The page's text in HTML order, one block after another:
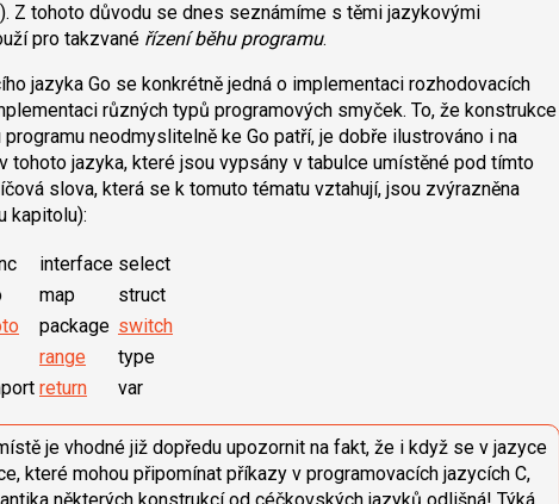
Z tohoto důvodu se dnes seznámíme s těmi jazykovými
pro takzvané řízení běhu programu.
jazyka Go se konkrétně jedná o implementaci rozhodovacích
různých typů programových smyček. To, že konstrukce
neodmyslitelně ke Go patří, je dobře ilustrováno i na
tohoto jazyka, které jsou vypsány v tabulce umístěné pod tímto
slova, která se k tomuto tématu vztahují, jsou zvýrazněna
kapitolu):
interface select
map
struct
package switch
range
type
return var
je vhodné již dopředu upozornit na fakt, že i když se v jazyce
které mohou připomínat příkazy v programovacích jazycích C,